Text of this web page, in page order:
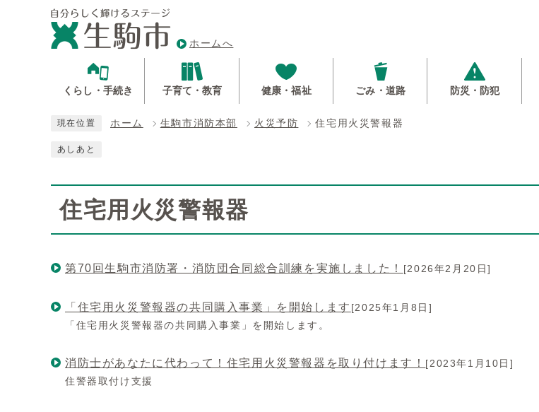
ホームへ
くらし・手続き 子育て・教育 健康・福祉 ごみ・道路 防災・防犯
現在位置 ホーム 生駒市消防本部 火災予防 住宅用火災警報器
あしあと
住宅用火災警報器
第70回生駒市消防署・消防団合同総合訓練を実施しました！ [2026年2月20日]
「住宅用火災警報器の共同購入事業」を開始します [2025年1月8日]
「住宅用火災警報器の共同購入事業」を開始します。
消防士があなたに代わって！住宅用火災警報器を取り付けます！ [2023年1月10日]
住警器取付け支援